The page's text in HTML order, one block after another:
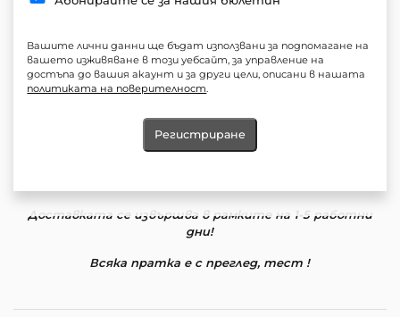
Силует: Втален
*Закопчаване с цип отпред
Еластичност: Малка
Дължина измерена от талия до подгъва 45см
Продукт:Къса пола
Грижа: Прането на по ниска температура и програмите
Доставката се извършва в рамките на 1-5 работни
дни!
Всяка пратка е с преглед, тест !
Вашите лични данни ще бъдат използвани за подпомагане на
вашето изживяване в този уебсайт, за управление на
достъпа до вашия акаунт и за други цели, описани в нашата
политиката на поверителност.
Регистриране